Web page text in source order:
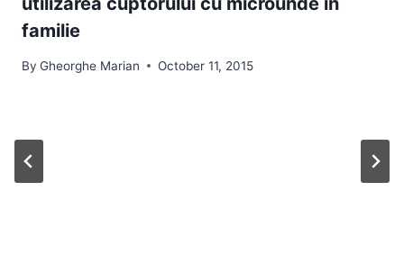
familie
By Gheorghe Marian October 11, 2015